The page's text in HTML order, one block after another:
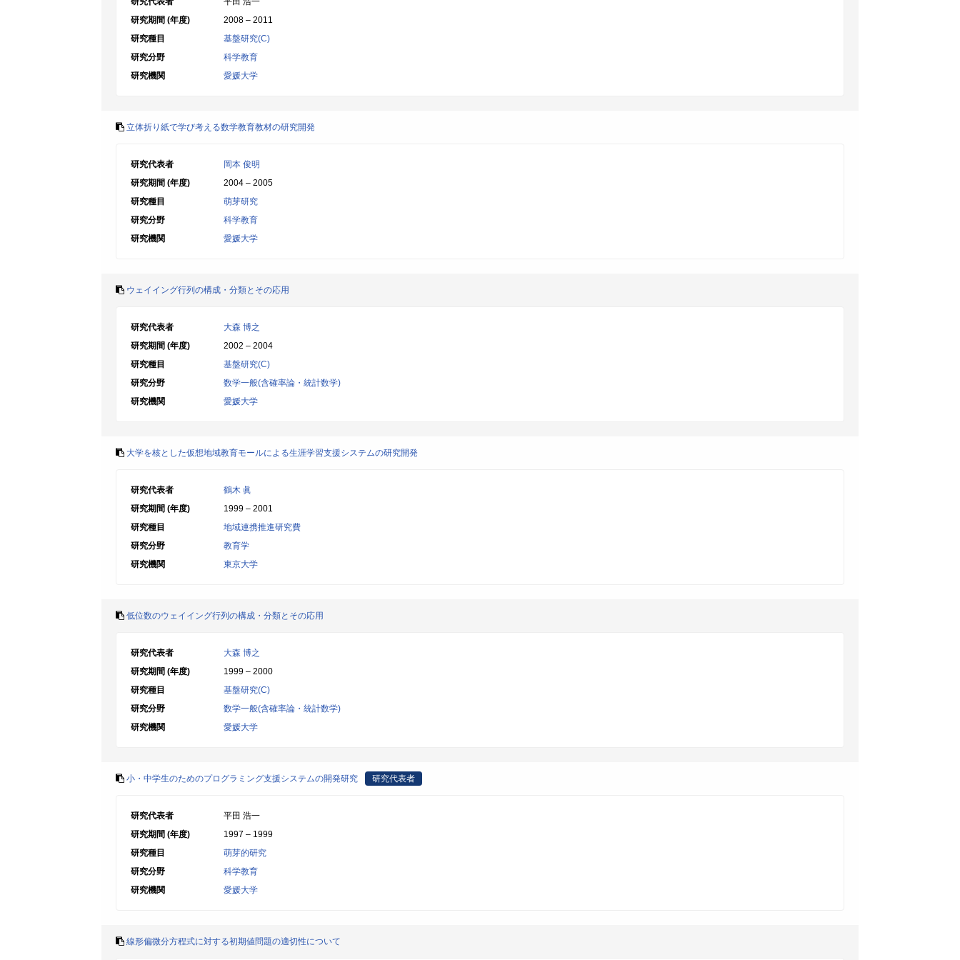
研究期間 (年度)
2008 – 2011
研究種目
基盤研究(C)
研究分野
科学教育
研究機関
愛媛大学
立体折り紙で学び考える数学教育教材の研究開発
研究代表者
岡本 俊明
研究期間 (年度)
2004 – 2005
研究種目
萌芽研究
研究分野
科学教育
研究機関
愛媛大学
ウェイイング行列の構成・分類とその応用
研究代表者
大森 博之
研究期間 (年度)
2002 – 2004
研究種目
基盤研究(C)
研究分野
数学一般(含確率論・統計数学)
研究機関
愛媛大学
大学を核とした仮想地域教育モールによる生涯学習支援システムの研究開発
研究代表者
鶴木 眞
研究期間 (年度)
1999 – 2001
研究種目
地域連携推進研究費
研究分野
教育学
研究機関
東京大学
低位数のウェイイング行列の構成・分類とその応用
研究代表者
大森 博之
研究期間 (年度)
1999 – 2000
研究種目
基盤研究(C)
研究分野
数学一般(含確率論・統計数学)
研究機関
愛媛大学
小・中学生のためのプログラミング支援システムの開発研究 研究代表者
研究代表者
平田 浩一
研究期間 (年度)
1997 – 1999
研究種目
萌芽的研究
研究分野
科学教育
研究機関
愛媛大学
線形偏微分方程式に対する初期値問題の適切性について